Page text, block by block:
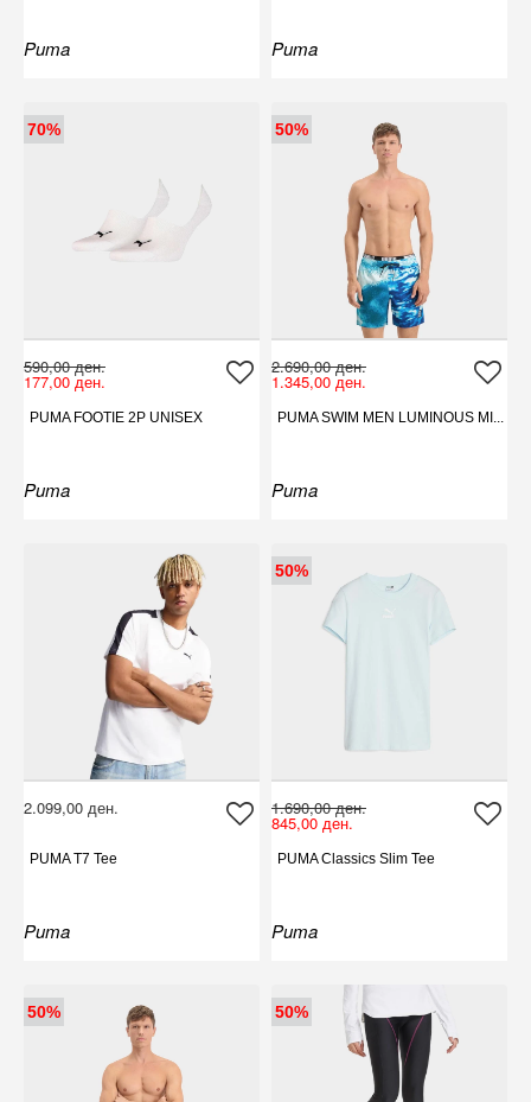
Puma Puma
70%
590,00 ден.
177,00 ден.
PUMA FOOTIE 2P UNISEX
Puma
50%
2.690,00 ден.
1.345,00 ден.
PUMA SWIM MEN LUMINOUS MI...
Puma
2.099,00 ден.
PUMA T7 Tee
Puma
50%
1.690,00 ден.
845,00 ден.
PUMA Classics Slim Tee
Puma
50% 50%